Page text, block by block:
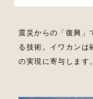
震災からの「復興」
る技術。イワカンは
の実現に寄与します。